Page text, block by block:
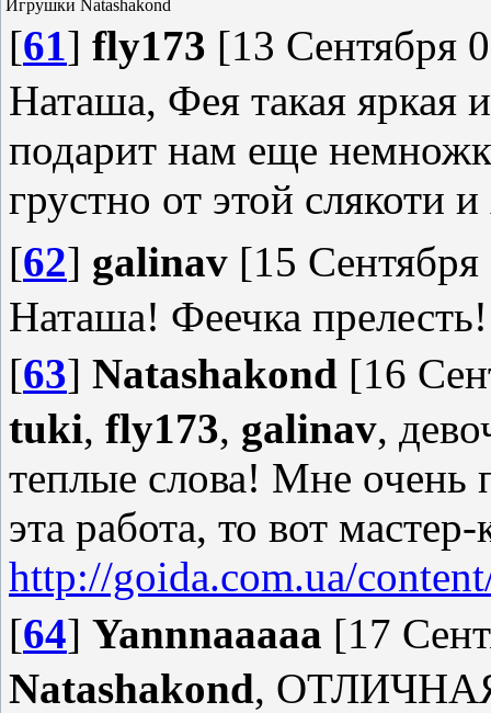
Игрушки Natashakond
[61] fly173 [13 Сентября
Наташа, Фея такая яркая
подарит нам еще
грустно от этой слякоти
[62] galinav [15
Наташа! Феечка
[63] Natashakond [16
tuki, fly173, galinav,
теплые слова! Мне очень
эта работа, то вот
http://goida.com.ua/
[64] Yannnaaaaa [17
Natashakond,